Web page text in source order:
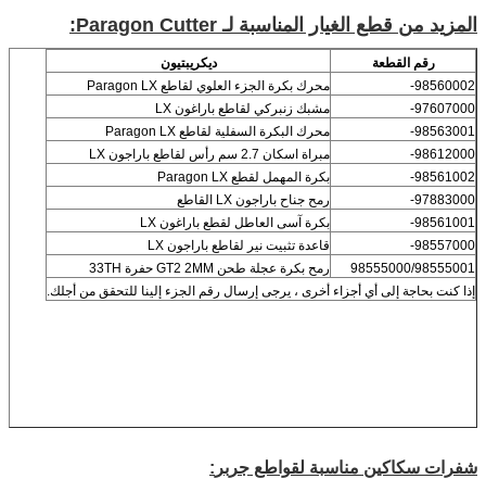
المزيد من قطع الغيار المناسبة لـ Paragon Cutter:
رقم القطعة
ديكريبتيون
98560002-
محرك بكرة الجزء العلوي لقاطع Paragon LX
97607000-
مشبك زنبركي لقاطع باراغون LX
98563001-
محرك البكرة السفلية لقاطع Paragon LX
98612000-
مبراة اسكان 2.7 سم رأس لقاطع باراجون LX
98561002-
بكرة المهمل لقطع Paragon LX
97883000-
رمح جناح باراجون LX القاطع
98561001-
بكرة آسى العاطل لقطع باراغون LX
98557000-
قاعدة تثبيت نير لقاطع باراجون LX
98555000/98555001
رمح بكرة عجلة طحن GT2 2MM حفرة 33TH
إذا كنت بحاجة إلى أي أجزاء أخرى ، يرجى إرسال رقم الجزء إلينا للتحقق من أجلك.
شفرات سكاكين مناسبة لقواطع جربر :